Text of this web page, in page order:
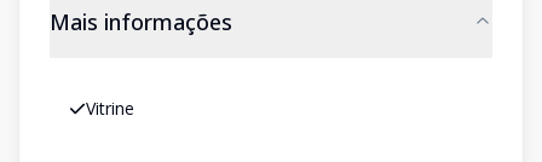
Mais informações
Vitrine